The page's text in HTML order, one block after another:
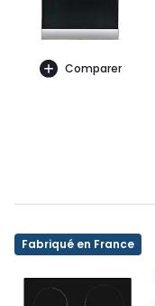
Comparer
Fabriqué en France